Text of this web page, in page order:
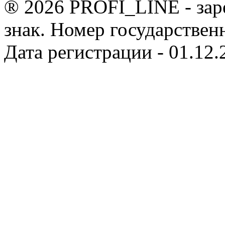
® 2026 PROFI_LINE -
знак. Номер
Дата регистрации -